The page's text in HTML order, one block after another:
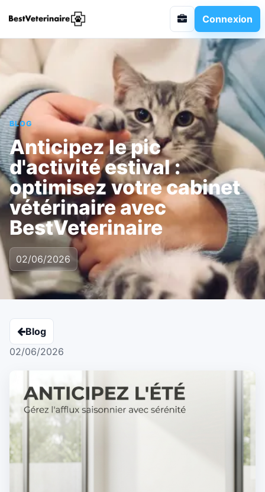
Connexion
BLOG
Anticipez le pic
d'activité estival :
optimisez votre cabinet
vétérinaire avec
BestVeterinaire
02/06/2026
Blog
02/06/2026